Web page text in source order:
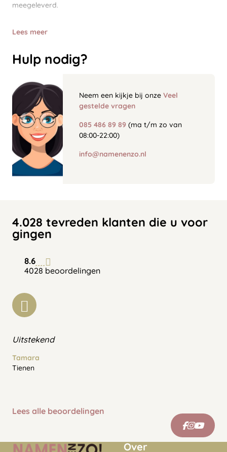
meegeleverd.
Lees meer
Hulp nodig?
Neem een kijkje bij onze Veel
gestelde vragen
085 486 89 89 (ma t/m zo van
08:00-22:00)
info@namenenzo.nl
4.028 tevreden klanten die u voor
gingen
8.6
4028 beoordelingen
Uitstekend
Tamara
Tienen
Lees alle beoordelingen
Over